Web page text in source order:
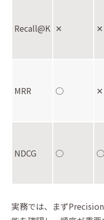
Recall@K ✕ ✕
MRR ○ ✕
NDCG ○ ○
実務では、まず